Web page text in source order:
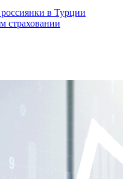
в Турции
страховании